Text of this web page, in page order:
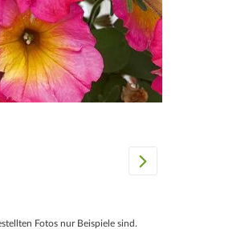
Fotos nur Beispiele sind.